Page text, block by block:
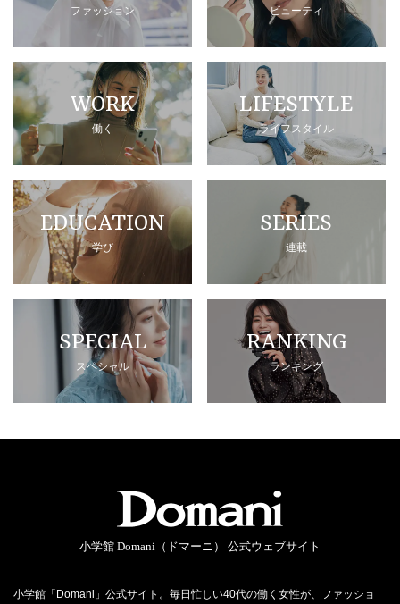
ファッション ビューティ
WORK
働く
LIFESTYLE
ライフスタイル
EDUCATION
学び
SERIES
連載
SPECIAL
スペシャル
RANKING
ランキング
小学館 Domani（ドマーニ） 公式ウェブサイト
小学館「Domani」公式サイト。毎日忙しい40代の働く女性が、ファッショ